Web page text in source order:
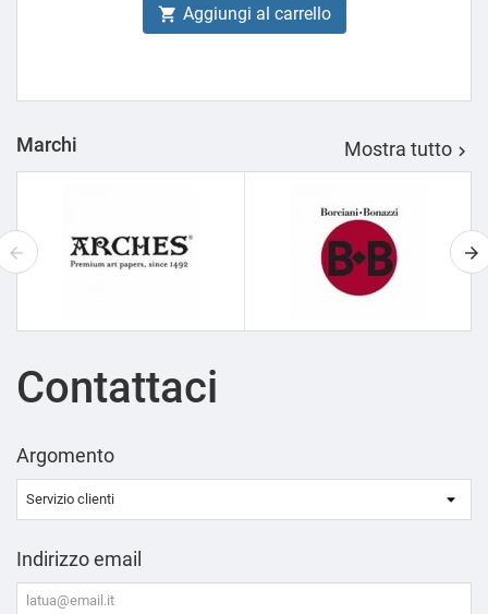
 Aggiungi al carrello
Marchi Mostra tutto 
Contattaci
Argomento
Indirizzo email